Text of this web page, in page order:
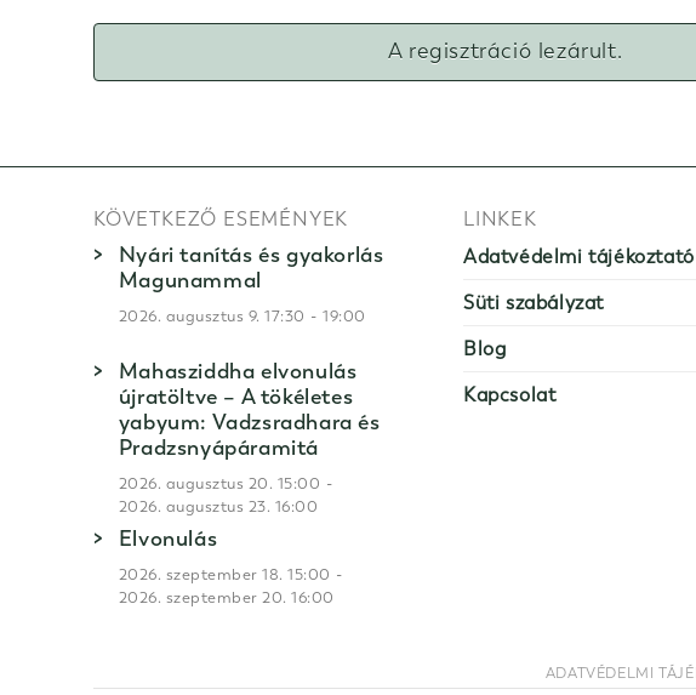
A regisztráció lezárult.
KÖVETKEZŐ ESEMÉNYEK
Nyári tanítás és gyakorlás
Magunammal
2026. augusztus 9. 17:30 -19:00
Mahasziddha elvonulás
újratöltve – A tökéletes
yabyum: Vadzsradhara és
Pradzsnyápáramitá
2026. augusztus 20. 15:00 -
2026. augusztus 23. 16:00
Elvonulás
2026. szeptember 18. 15:00 -
2026. szeptember 20. 16:00
LINKEK
Adatvédelmi tájékoztató
Süti szabályzat
Blog
Kapcsolat
ADATVÉDELMI